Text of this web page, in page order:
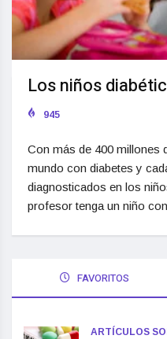
Los niños
945
Con más de 400 millones
mundo con diabetes y
diagnosticados en los
profesor tenga un niño
FAVORITOS
ARTÍCULOS